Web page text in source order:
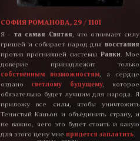
СОФИЯ РОМАНОВА, 29 / 1101
Я –та самая Святая , что отнимает силу
гришей и собирает народ для восстания
против прогнившей системы Равки. Мое
доверие принадлежит только
собственным возможностям , а сердце
отдано светлому будущему, которое
обязательно будет лучшим для народа. Я
приложу все силы, чтобы уничтожить
Тенистый Каньон и объединить страну, и
не важно, чего это будет стоить и какую
для этого цену мне придется заплатить